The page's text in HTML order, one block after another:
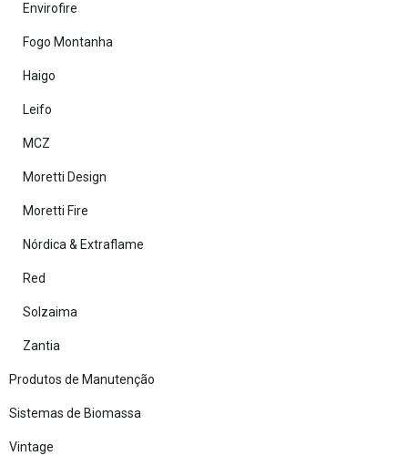
Envirofire
Fogo Montanha
Haigo
Leifo
MCZ
Moretti Design
Moretti Fire
Nórdica & Extraflame
Red
Solzaima
Zantia
Produtos de Manutenção
Sistemas de Biomassa
Vintage